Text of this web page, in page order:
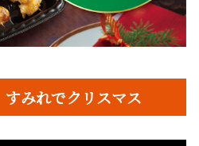
みれでクリスマス